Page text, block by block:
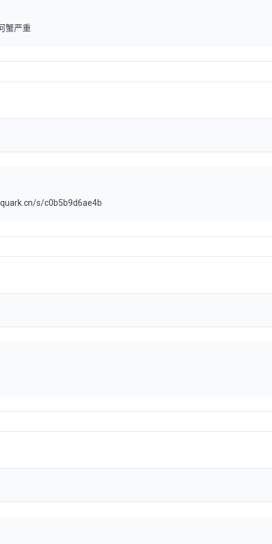
蟹严重
s/c0b5b9d6ae4b